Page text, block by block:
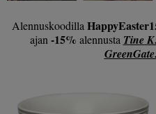
Alennuskoodilla
ajan -15% alennusta Tine